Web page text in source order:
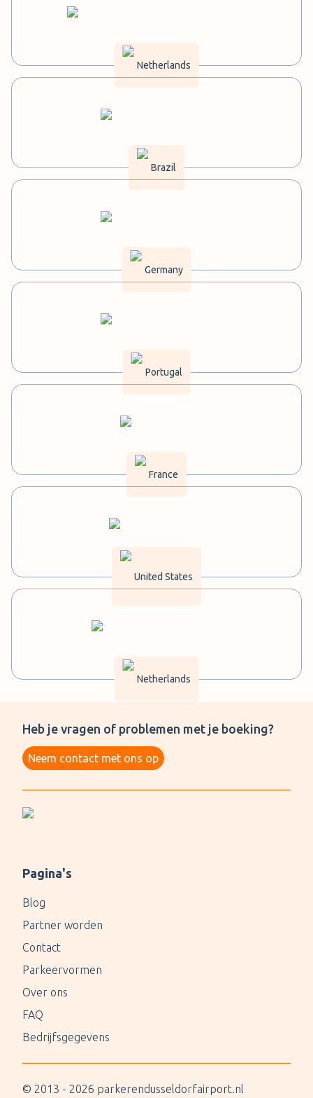
Netherlands
Brazil
Germany
Portugal
France
United States
Netherlands
Heb je vragen of problemen met je boeking?
Neem contact met ons op
Pagina's
Blog
Partner worden
Contact
Parkeervormen
Over ons
FAQ
Bedrijfsgegevens
© 2013 - 2026 parkerendusseldorfairport.nl